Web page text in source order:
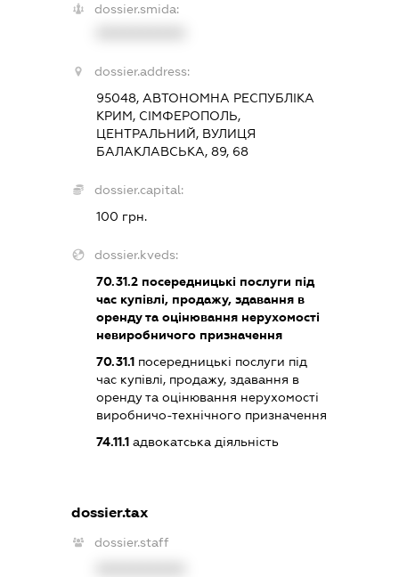
dossier.smida:
dossier.address:
95048, АВТОНОМНА РЕСПУБЛІКА
КРИМ, СІМФЕРОПОЛЬ,
ЦЕНТРАЛЬНИЙ, ВУЛИЦЯ
БАЛАКЛАВСЬКА, 89, 68
dossier.capital:
100 грн.
dossier.kveds:
70.31.2посередницькі послуги під
час купівлі, продажу, здавання в
оренду та оцінювання нерухомості
невиробничого призначення
70.31.1посередницькі послуги під
час купівлі, продажу, здавання в
оренду та оцінювання нерухомості
виробничо-технічного призначення
74.11.1адвокатська діяльність
dossier.tax
dossier.staff